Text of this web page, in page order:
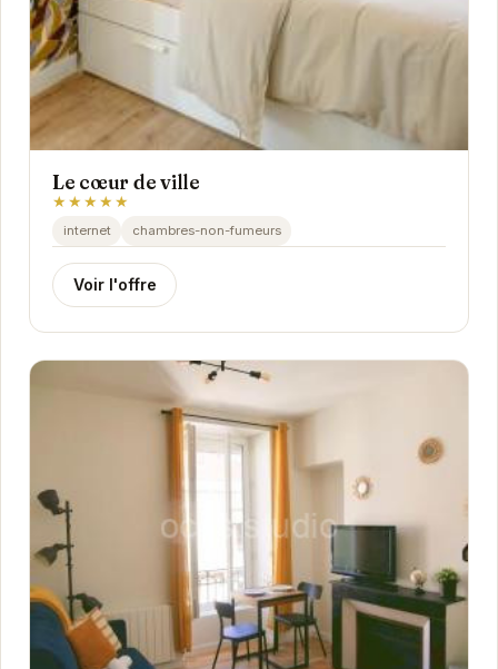
Le cœur de ville
★★★★★
internet chambres-non-fumeurs
Voir l'offre